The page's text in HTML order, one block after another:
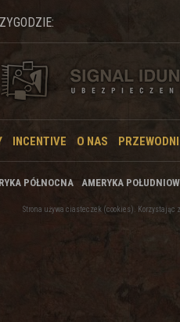
INCENTIVE O NAS
PÓŁNOCNA AMERYKA
Strona używa ciasteczek (cookies).